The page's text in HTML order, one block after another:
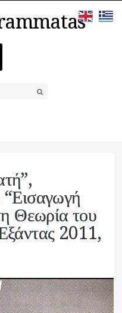
“Εισαγωγή
Θεωρία του
2011,